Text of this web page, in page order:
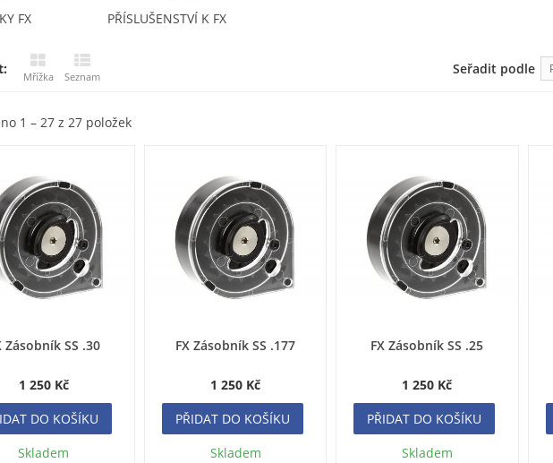
FX PŘÍSLUŠENSTVÍ K FX
Mřížka Seznam Seřadit podle
1 – 27 z 27 položek
Zásobník SS .30
1 250 Kč
DO KOŠÍKU
Skladem
FX Zásobník SS .177
1 250 Kč
PŘIDAT DO KOŠÍKU
Skladem
FX Zásobník SS .25
1 250 Kč
PŘIDAT DO KOŠÍKU
Skladem